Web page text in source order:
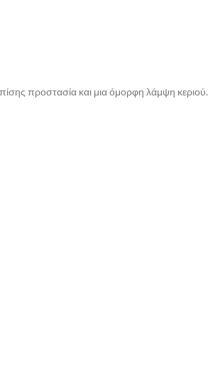
προστασία και μια όμορφη λάμψη κεριού.